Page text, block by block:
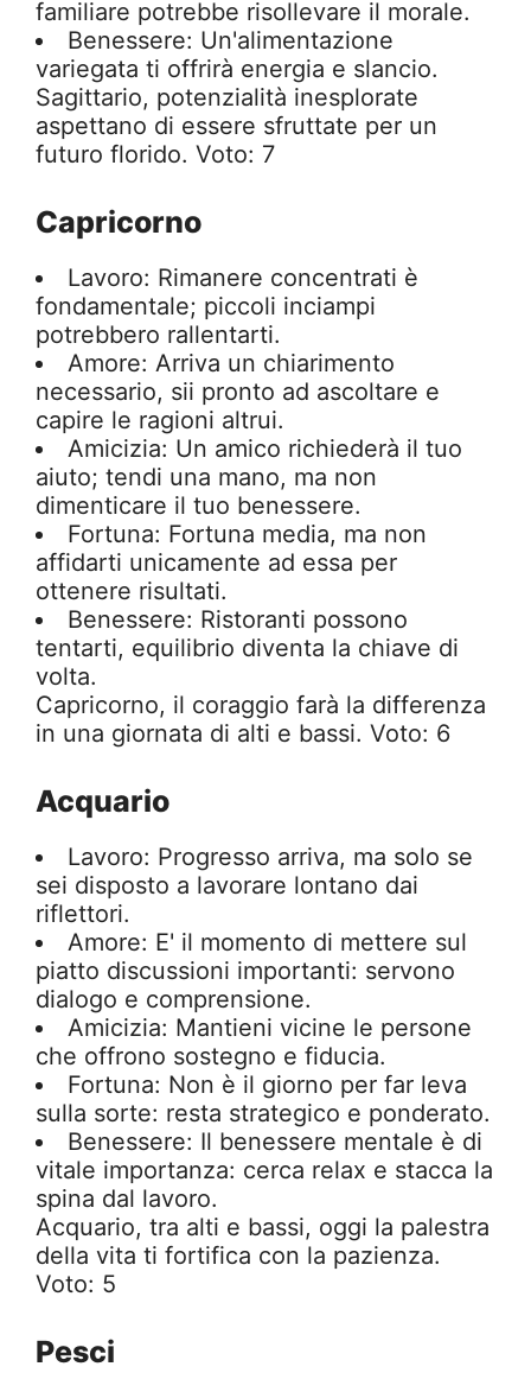
familiare potrebbe risollevare il morale.
Benessere: Un'alimentazione
variegata ti offrirà energia e slancio.
Sagittario, potenzialità inesplorate
aspettano di essere sfruttate per un
futuro florido. Voto: 7
Capricorno
Lavoro: Rimanere concentrati è
fondamentale; piccoli inciampi
potrebbero rallentarti.
Amore: Arriva un chiarimento
necessario, sii pronto ad ascoltare e
capire le ragioni altrui.
Amicizia: Un amico richiederà il tuo
aiuto; tendi una mano, ma non
dimenticare il tuo benessere.
Fortuna: Fortuna media, ma non
affidarti unicamente ad essa per
ottenere risultati.
Benessere: Ristoranti possono
tentarti, equilibrio diventa la chiave di
volta.
Capricorno, il coraggio farà la differenza
in una giornata di alti e bassi. Voto: 6
Acquario
Lavoro: Progresso arriva, ma solo se
sei disposto a lavorare lontano dai
riflettori.
Amore: E' il momento di mettere sul
piatto discussioni importanti: servono
dialogo e comprensione.
Amicizia: Mantieni vicine le persone
che offrono sostegno e fiducia.
Fortuna: Non è il giorno per far leva
sulla sorte: resta strategico e ponderato.
Benessere: Il benessere mentale è di
vitale importanza: cerca relax e stacca la
spina dal lavoro.
Acquario, tra alti e bassi, oggi la palestra
della vita ti fortifica con la pazienza.
Voto: 5
Pesci